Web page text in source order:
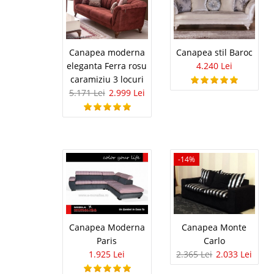
extensibila
Canapele crem de 3
⭐ Rita Oferta de
linie de design ce
canapea moderna
-55%
Canapea
Almond
Canapele
– Almond pret bun in
canapeaua
confort la cel mai
Oferta
Canapea moderna
eleganta Ferra rosu
caramiziu 3 locuri
5.171 Lei 2.999 Lei
Canapea stil Baroc
4.240 Lei
Canapea Moderna
Paris
1.925 Lei
-14%
Canapea Monte
Carlo
2.365 Lei 2.033 Lei